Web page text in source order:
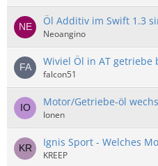
Öl Additiv im Swift 1.3
Neoangino
Wiviel Öl in AT getriebe
falcon51
Motor/Getriebe-öl
Ionen
Ignis Sport - Welches
KREEP